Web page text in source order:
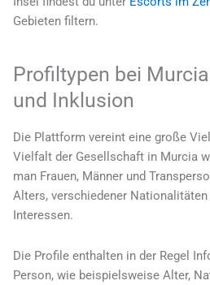
Gebieten filtern.
Profiltypen bei
und Inklusion
Die Plattform vereint eine große
Vielfalt der Gesellschaft in Murcia
man Frauen, Männer und
Alters, verschiedener
Interessen.
Die Profile enthalten in der Regel
Person, wie beispielsweise Alter,